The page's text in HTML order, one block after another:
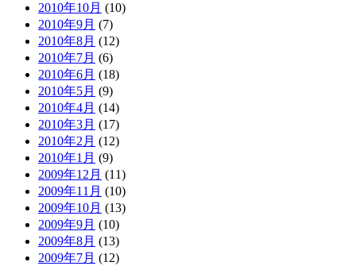
2010年10月 (10)
2010年9月 (7)
2010年8月 (12)
2010年7月 (6)
2010年6月 (18)
2010年5月 (9)
2010年4月 (14)
2010年3月 (17)
2010年2月 (12)
2010年1月 (9)
2009年12月 (11)
2009年11月 (10)
2009年10月 (13)
2009年9月 (10)
2009年8月 (13)
2009年7月 (12)